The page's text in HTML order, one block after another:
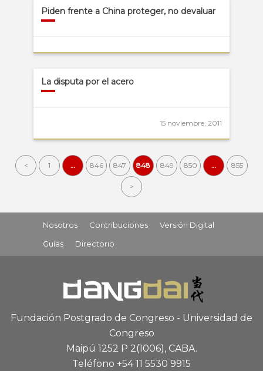
Piden frente a China proteger, no devaluar
La disputa por el acero
15 noviembre, 2011
< 1 … 846 847 848 849 850 … 855
>
Nosotros Contribuciones
Versión Digital
Guías
Directorio
Fundación Postgrado de Congreso - Universidad de
Congreso
Maipú 1252 P 2(1006), CABA.
Teléfono +54 11 5530 9915